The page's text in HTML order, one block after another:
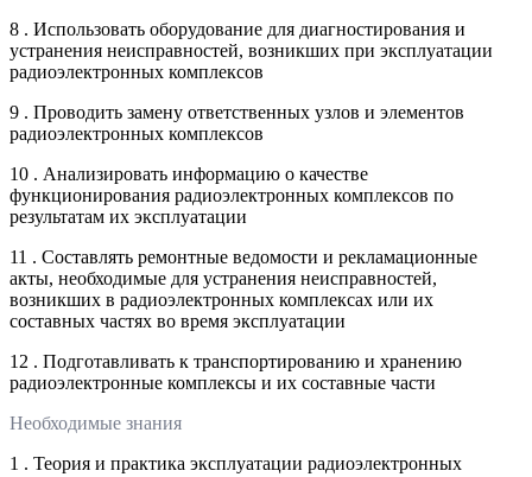
8 . Использовать оборудование для диагностирования и
устранения неисправностей, возникших при эксплуатации
радиоэлектронных комплексов
9 . Проводить замену ответственных узлов и элементов
радиоэлектронных комплексов
10 . Анализировать информацию о качестве
функционирования радиоэлектронных комплексов по
результатам их эксплуатации
11 . Составлять ремонтные ведомости и рекламационные
акты, необходимые для устранения неисправностей,
возникших в радиоэлектронных комплексах или их
составных частях во время эксплуатации
12 . Подготавливать к транспортированию и хранению
радиоэлектронные комплексы и их составные части
Необходимые знания
1 . Теория и практика эксплуатации радиоэлектронных